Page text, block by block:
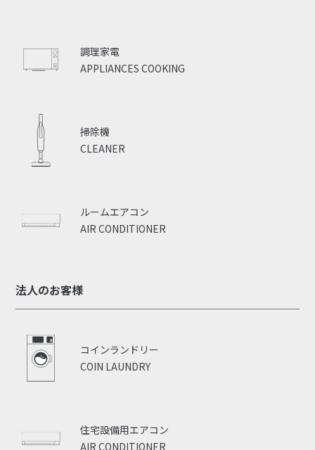
APPLIANCES COOKING
調理家電
CLEANER
掃除機
AIR CONDITIONER
ルームエアコン
法人のお客様
COIN LAUNDRY
コインランドリー
AIR CONDITIONER
住宅設備用エアコン